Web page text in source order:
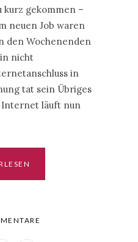
kurz gekommen –
neuen Job waren
den Wochenenden
nicht
in
tat sein Übriges
Internet läuft nun